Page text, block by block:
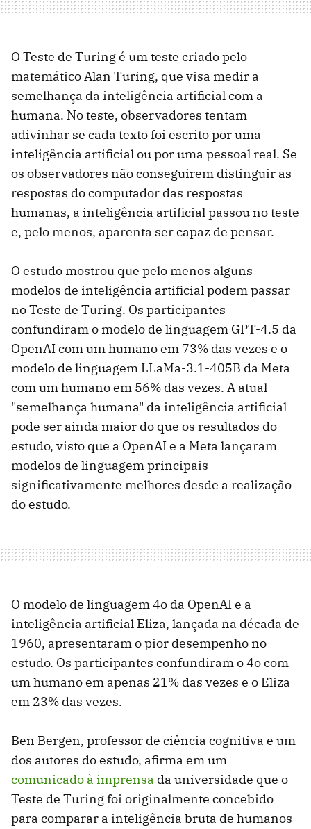
O Teste de Turing é um teste criado pelo
matemático Alan Turing, que visa medir a
semelhança da inteligência artificial com a
humana. No teste, observadores tentam
adivinhar se cada texto foi escrito por uma
inteligência artificial ou por uma pessoal real. Se
os observadores não conseguirem distinguir as
respostas do computador das respostas
humanas, a inteligência artificial passou no teste
e, pelo menos, aparenta ser capaz de pensar.
O estudo mostrou que pelo menos alguns
modelos de inteligência artificial podem passar
no Teste de Turing. Os participantes
confundiram o modelo de linguagem GPT-4.5 da
OpenAI com um humano em 73% das vezes e o
modelo de linguagem LLaMa-3.1-405B da Meta
com um humano em 56% das vezes. A atual
"semelhança humana" da inteligência artificial
pode ser ainda maior do que os resultados do
estudo, visto que a OpenAI e a Meta lançaram
modelos de linguagem principais
significativamente melhores desde a realização
do estudo.
O modelo de linguagem 4o da OpenAI e a
inteligência artificial Eliza, lançada na década de
1960, apresentaram o pior desempenho no
estudo. Os participantes confundiram o 4o com
um humano em apenas 21% das vezes e o Eliza
em 23% das vezes.
Ben Bergen, professor de ciência cognitiva e um
dos autores do estudo, afirma em um
comunicado à imprensa da universidade que o
Teste de Turing foi originalmente concebido
para comparar a inteligência bruta de humanos